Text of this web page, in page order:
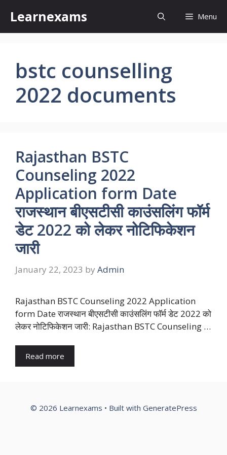
content
Learnexams Menu
bstc counselling
2022 documents
Rajasthan BSTC
Counseling 2022
Application form Date
राजस्थान बीएसटीसी काउंसलिंग फॉर्म
डेट 2022 को लेकर नोटिफिकेशन
जारी
January 22, 2023 by Admin
Rajasthan BSTC Counseling 2022 Application
form Date राजस्थान बीएसटीसी काउंसलिंग फॉर्म डेट 2022 को
लेकर नोटिफिकेशन जारी: Rajasthan BSTC Counseling …
Read more
© 2026 Learnexams • Built with GeneratePress